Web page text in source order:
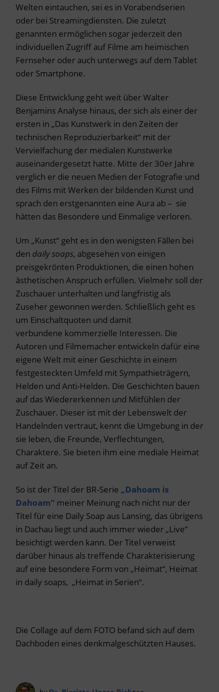
Welten eintauchen, sei es in Vorabendserien
oder bei Streamingdiensten. Die zuletzt
genannten ermöglichen sogar jederzeit den
individuellen Zugriff auf Filme am heimischen
Fernseher oder auch unterwegs auf dem Tablet
oder Smartphone.
Diese Entwicklung geht weit über Walter
Benjamins Analyse hinaus, der sich als einer der
ersten in „Das Kunstwerk in den Zeiten der
technischen Reproduzierbarkeit“ mit der
Vervielfachung der medialen Kunstwerke
auseinandergesetzt hatte. Mitte der 30er Jahre
verglich er die neuen Medien der Fotografie und
des Films mit Werken der bildenden Kunst und
sprach den erstgenannten eine Aura ab – sie
hätten das Besondere und Einmalige verloren.
Um „Kunst“ geht es in den wenigsten Fällen bei
den daily soaps, abgesehen von einigen
preisgekrönten Produktionen, die einen hohen
ästhetischen Anspruch erfüllen. Vielmehr soll der
Zuschauer unterhalten und langfristig als
Zuseher gewonnen werden. Schließlich geht es
um Einschaltquoten und damit
verbundene kommerzielle Interessen. Die
Autoren und Filmemacher entwickeln dafür eine
eigene Welt mit einer Geschichte in einem
festgesteckten Umfeld mit Sympathieträgern,
Helden und Anti-Helden. Die Geschichten bauen
auf das Wiedererkennen und Mitfühlen der
Zuschauer. Dieser ist mit der Lebenswelt der
Handelnden vertraut, kennt die Umgebung in der
sie leben, die Freunde, Verflechtungen,
Charaktere. Sie bieten ihm eine mediale Heimat
auf Zeit an.
So ist der Titel der BR-Serie „Dahoam is
Dahoam“ meiner Meinung nach nicht nur der
Titel für eine Daily Soap aus Lansing, das übrigens
in Dachau liegt und auch immer wieder „Live“
besichtigt werden kann. Der Titel verweist
darüber hinaus als treffende Charakterisierung
auf eine besondere Form von „Heimat“, Heimat
in daily soaps, „Heimat in Serien“.
Die Collage auf dem FOTO befand sich auf dem
Dachboden eines denkmalgeschützten Hauses.